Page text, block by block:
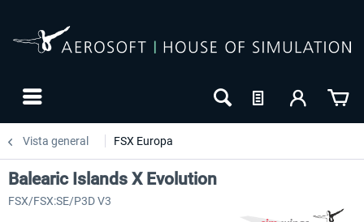
Vista general FSX Europa
Balearic Islands X Evolution
FSX/FSX:SE/P3D V3